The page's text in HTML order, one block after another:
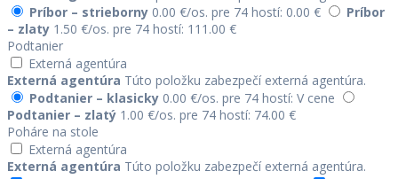
Príbor – strieborny 0.00 €/os. pre 74 hostí: 0.00 €
Príbor
– zlaty 1.50 €/os. pre 74 hostí: 111.00 €
Podtanier
Externá agentúra
Externá agentúra Túto položku zabezpečí externá agentúra.
Podtanier – klasicky 0.00 €/os. pre 74 hostí: V cene
Podtanier – zlatý 1.00 €/os. pre 74 hostí: 74.00 €
Poháre na stole
Externá agentúra
Externá agentúra Túto položku zabezpečí externá agentúra.